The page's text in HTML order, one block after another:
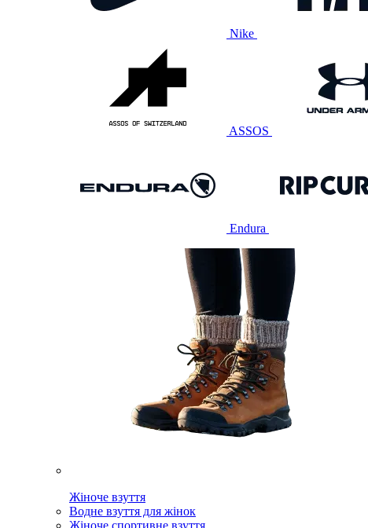
Nike
ASSOS
Endura
Жіноче взуття
Водне взуття для жінок
Жіноче спортивне взуття